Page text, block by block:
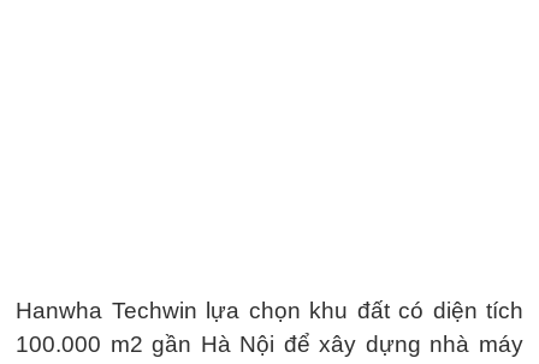
Hanwha Techwin lựa chọn khu đất có diện tích
100.000 m2 gần Hà Nội để xây dựng nhà máy